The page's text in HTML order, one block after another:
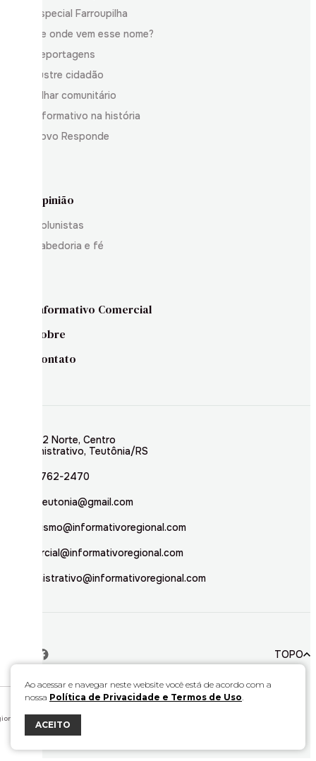
Ao acessar e navegar neste website você está de acordo com a
nossa Política de Privacidade e Termos de Uso.
ACEITO
Especial Farroupilha
De onde vem esse nome?
Reportagens
Ilustre cidadão
Olhar comunitário
Informativo na história
Povo Responde
Opinião
Colunistas
Sabedoria e fé
Informativo Comercial
Sobre
Contato
Rua 02 Norte, Centro
Administrativo, Teutônia/RS
(51) 3762-2470
inforteutonia@gmail.com
jornalismo@informativoregional.com
comercial@informativoregional.com
administrativo@informativoregional.com
TOPO
© 2026. Todos direitos reservados a Informativo Regional.
redistribuído sem autorização.
Desenvolvido porBravo Interativa.